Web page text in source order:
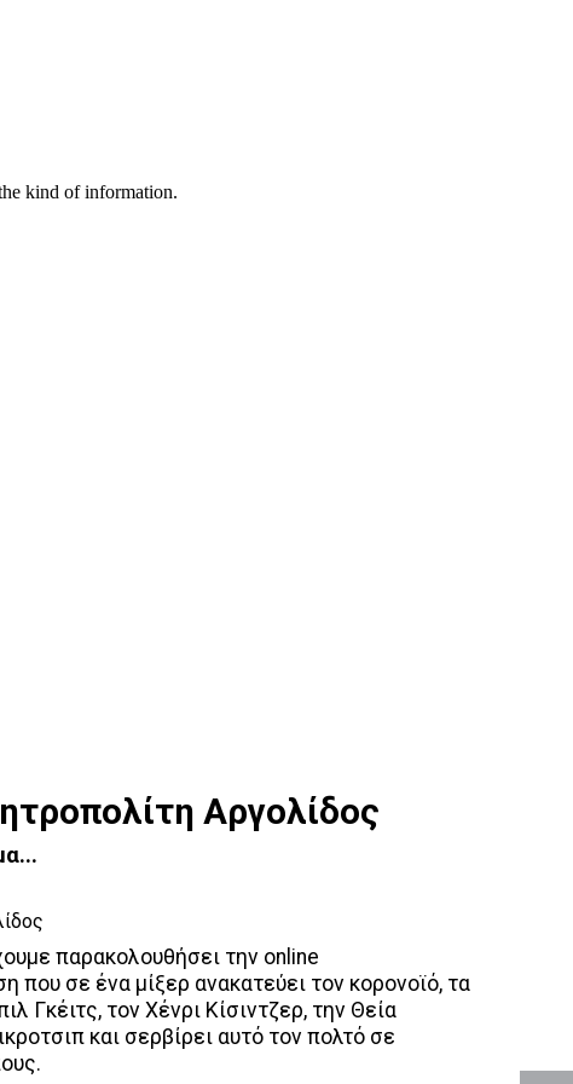
Αργολίδος
παρακολουθήσει την online
που σε ένα μίξερ ανακατεύει τον κορονοϊό, τα
Γκέιτς, τον Χένρι Κίσιντζερ, την Θεία
και σερβίρει αυτό τον πολτό σε